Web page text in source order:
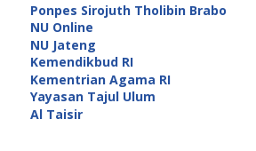
Ponpes Sirojuth Tholibin Brabo
NU Online
NU Jateng
Kemendikbud RI
Kementrian Agama RI
Yayasan Tajul Ulum
Al Taisir